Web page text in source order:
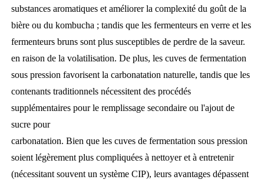
substances aromatiques et améliorer la complexité du goût de la
bière ou du kombucha ; tandis que les fermenteurs en verre et les
fermenteurs bruns sont plus susceptibles de perdre de la saveur.
en raison de la volatilisation. De plus, les cuves de fermentation
sous pression favorisent la carbonatation naturelle, tandis que les
contenants traditionnels nécessitent des procédés
supplémentaires pour le remplissage secondaire ou l'ajout de
sucre pour
carbonatation. Bien que les cuves de fermentation sous pression
soient légèrement plus compliquées à nettoyer et à entretenir
(nécessitant souvent un système CIP), leurs avantages dépassent